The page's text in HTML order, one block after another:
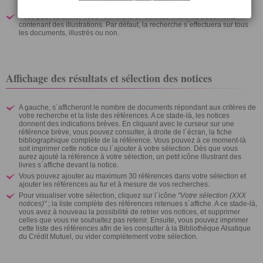
Vous pouvez affiner votre recherche en sélectionnant les documents
contenant des illustrations. Par défaut, la recherche s´effectuera sur tous
les documents, illustrés ou non.
Affichage des résultats et sélection des notices
A gauche, s´afficheront le nombre de documents répondant aux critères de
votre recherche et la liste des références. A ce stade-là, les notices
donnent des indications brèves. En cliquant avec le curseur sur une
référence brève, vous pouvez consulter, à droite de l´écran, la fiche
bibliographique complète de la référence. Vous pouvez à ce moment-là
soit imprimer cette notice ou l´ajouter à votre sélection. Dès que vous
aurez ajouté la référence à votre sélection, un petit icône illustrant des
livres s´affiche devant la notice.
Vous pouvez ajouter au maximum 30 références dans votre sélection et
ajouter les références au fur et à mesure de vos recherches.
Pour visualiser votre sélection, cliquez sur l´icône "Votre sélection (XXX
notices)"; la liste complète des références retenues s´affiche. A ce stade-là,
vous avez à nouveau la possibilité de retrier vos notices, et supprimer
celles que vous ne souhaitez pas retenir. Ensuite, vous pouvez imprimer
cette liste des références afin de les consulter à la Bibliothèque Alsatique
du Crédit Mutuel, ou vider complètement votre sélection.